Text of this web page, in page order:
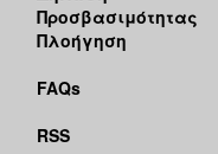
Προσβασιμότητας
Πλοήγηση
FAQs
RSS